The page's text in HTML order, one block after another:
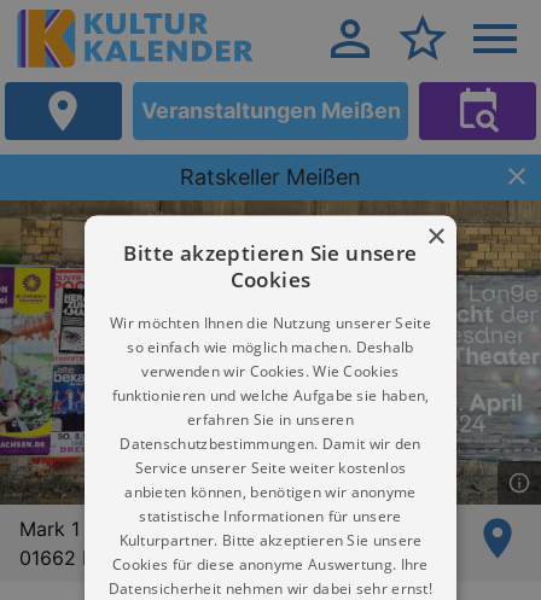
Veranstaltungen Meißen
Ratskeller Meißen
Mark 1
01662 Meißen
×
Bitte akzeptieren Sie unsere
Cookies
Wir möchten Ihnen die Nutzung unserer Seite
so einfach wie möglich machen. Deshalb
verwenden wir Cookies. Wie Cookies
funktionieren und welche Aufgabe sie haben,
erfahren Sie in unseren
Datenschutzbestimmungen. Damit wir den
Service unserer Seite weiter kostenlos
anbieten können, benötigen wir anonyme
statistische Informationen für unsere
Kulturpartner. Bitte akzeptieren Sie unsere
Cookies für diese anonyme Auswertung. Ihre
Datensicherheit nehmen wir dabei sehr ernst!